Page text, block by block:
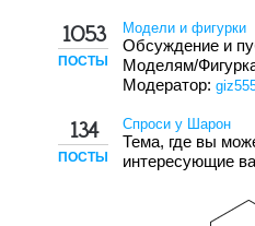
1053
ПОСТЫ
Модели и фигурки
Обсуждение и
Моделям/
Модератор:
134
ПОСТЫ
Спроси у Шарон
Тема, где вы
интересующие